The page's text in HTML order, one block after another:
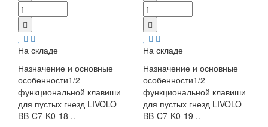
На складе
Назначение и основные
особенности1/2
функциональной клавиши
для пустых гнезд LIVOLO
BB-C7-K0-18 ..
На складе
Назначение и основные
особенности1/2
функциональной клавиши
для пустых гнезд LIVOLO
BB-C7-K0-19 ..